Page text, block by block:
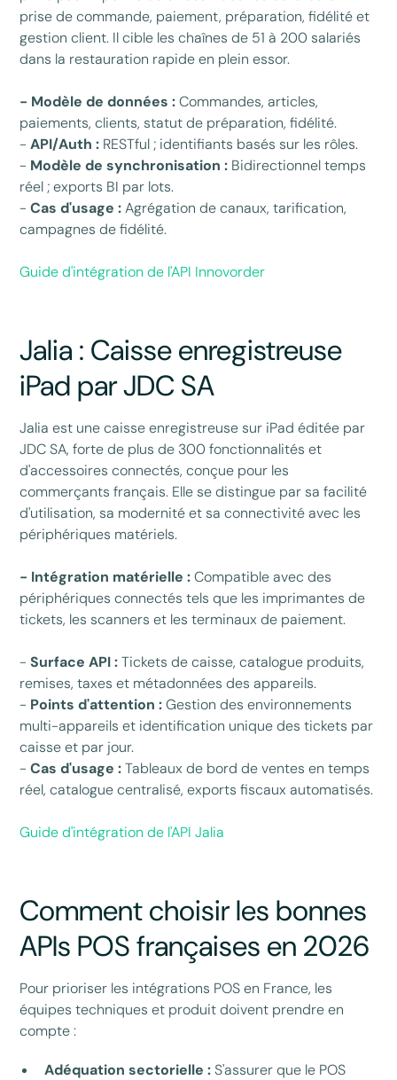
prise de commande, paiement, préparation, fidélité et
gestion client. Il cible les chaînes de 51 à 200 salariés
dans la restauration rapide en plein essor.
- Modèle de données :Commandes, articles,
paiements, clients, statut de préparation, fidélité.
-API/Auth : RESTful ; identifiants basés sur les rôles.
- Modèle de synchronisation : Bidirectionnel temps
réel ; exports BI par lots.
-Cas d'usage :Agrégation de canaux, tarification,
campagnes de fidélité.
Guide d'intégration de l'API Innovorder
Jalia : Caisse enregistreuse
iPad par JDC SA
Jalia est une caisse enregistreuse sur iPad éditée par
JDC SA, forte de plus de 300 fonctionnalités et
d'accessoires connectés, conçue pour les
commerçants français. Elle se distingue par sa facilité
d'utilisation, sa modernité et sa connectivité avec les
périphériques matériels.
- Intégration matérielle :Compatible avec des
périphériques connectés tels que les imprimantes de
tickets, les scanners et les terminaux de paiement.
-Surface API :Tickets de caisse, catalogue produits,
remises, taxes et métadonnées des appareils.
- Points d'attention :Gestion des environnements
multi-appareils et identification unique des tickets par
caisse et par jour.
-Cas d'usage :Tableaux de bord de ventes en temps
réel, catalogue centralisé, exports fiscaux automatisés.
Guide d'intégration de l'API Jalia
Comment choisir les bonnes
APIs POS françaises en 2026
Pour prioriser les intégrations POS en France, les
équipes techniques et produit doivent prendre en
compte :
Adéquation sectorielle :S'assurer que le POS